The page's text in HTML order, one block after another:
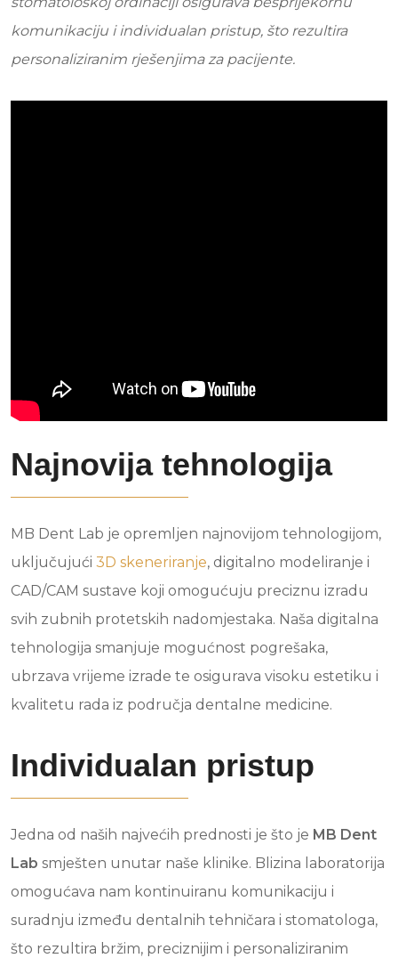
komunikaciju i individualan pristup, što rezultira
personaliziranim rješenjima za pacijente.
Najnovija tehnologija
MB Dent Lab je opremljen najnovijom tehnologijom,
uključujući 3D skeneriranje, digitalno modeliranje i
CAD/CAM sustave koji omogućuju preciznu izradu
svih zubnih protetskih nadomjestaka. Naša digitalna
tehnologija smanjuje mogućnost pogrešaka,
ubrzava vrijeme izrade te osigurava visoku estetiku i
kvalitetu rada iz područja dentalne medicine.
Individualan pristup
Jedna od naših najvećih prednosti je što je MB Dent
Lab smješten unutar naše klinike. Blizina laboratorija
omogućava nam kontinuiranu komunikaciju i
suradnju između dentalnih tehničara i stomatologa,
što rezultira bržim, preciznijim i personaliziranim